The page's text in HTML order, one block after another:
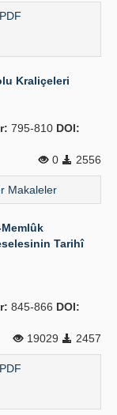
PDF
Kraliçeleri
795-810 DOI:
0
2556
Makaleler
Tarihî
845-866 DOI:
19029
2457
PDF